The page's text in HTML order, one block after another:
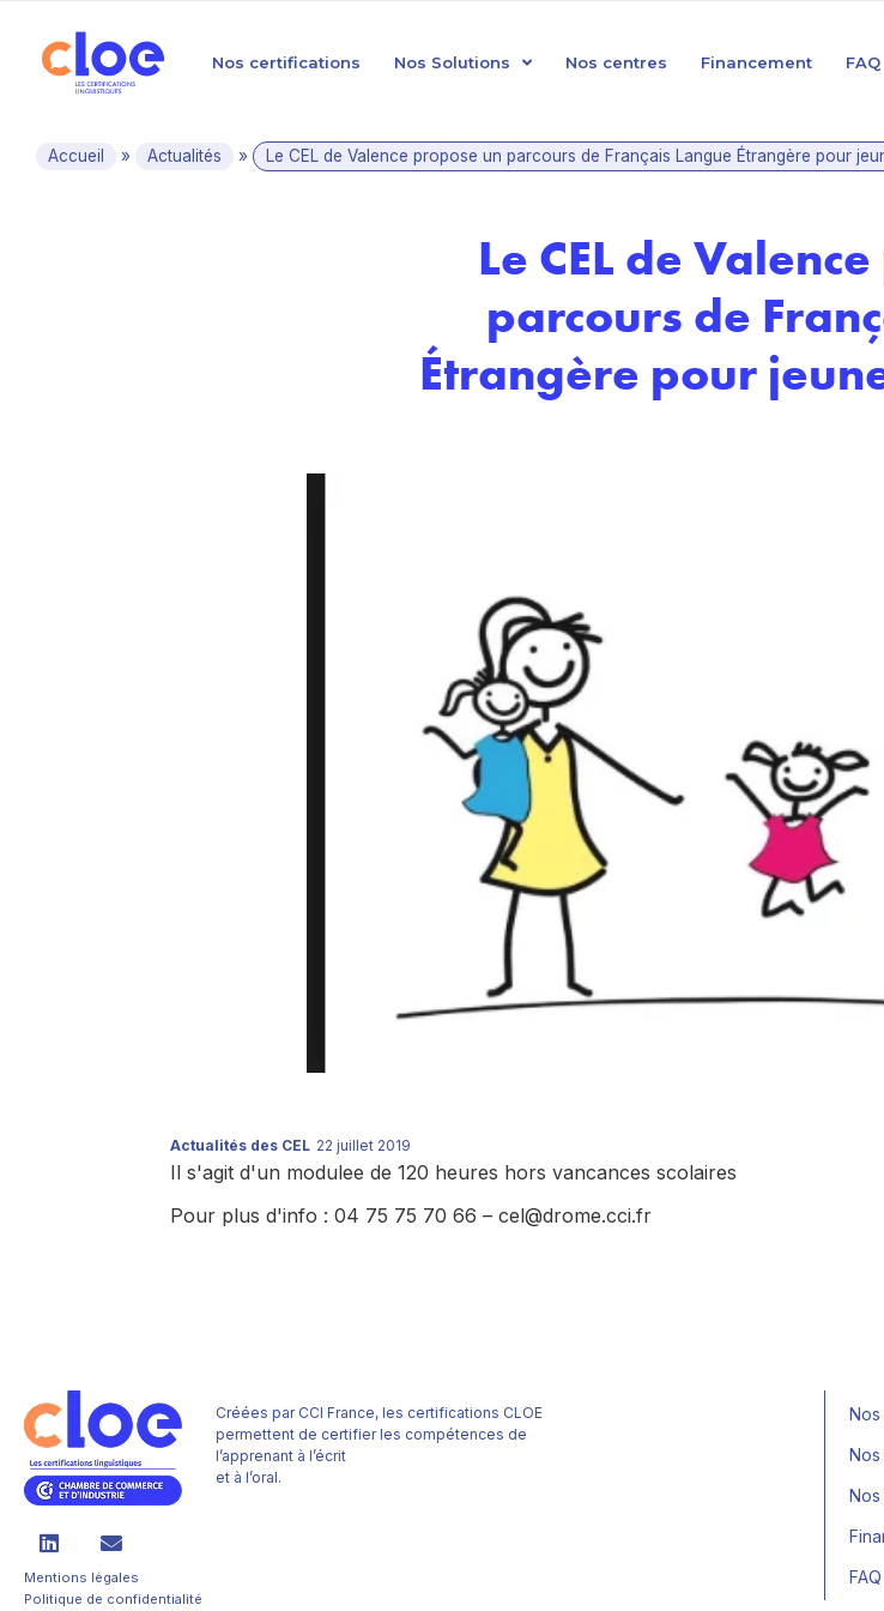
Nos certifications Nos Solutions Nos centres Financement FAQ
Accueil » Actualités » Le CEL de Valence propose un parcours de Français Langue Étrangère pour
Le CEL de
parcours de
Étrangère pour
Actualités des CEL 22 juillet 2019
Il s'agit d'un modulee de 120 heures hors vancances scolaires
Pour plus d'info : 04 75 75 70 66 – cel@drome.cci.fr
Créées par CCI France, les certifications CLOE
permettent de certifier les compétences de
l’apprenant à l’écrit
et à l’oral.
Mentions légales
Politique de confidentialité
Nos
FAQ